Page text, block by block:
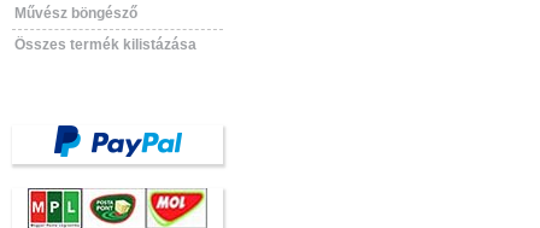
Művész böngésző
Összes termék kilistázása